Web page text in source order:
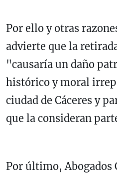
Por ello y otras
advierte que la
"causaría un daño
histórico y moral
ciudad de Cáceres y
que la consideran
Por último, Abogados